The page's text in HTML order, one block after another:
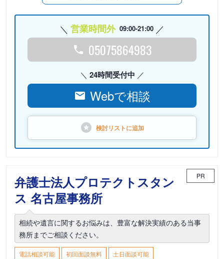
営業時間外 09:00-21:00
05075864983
24時間受付中
Webで相談
検討リストに追加
弁護士法人プロテクトスタン
ス 名古屋事務所
PR
相続や遺言に関するお悩みは、豊富な解決実績のある当事
務所までご相談ください。
電話相談可能 初回面談無料
土日面談可能